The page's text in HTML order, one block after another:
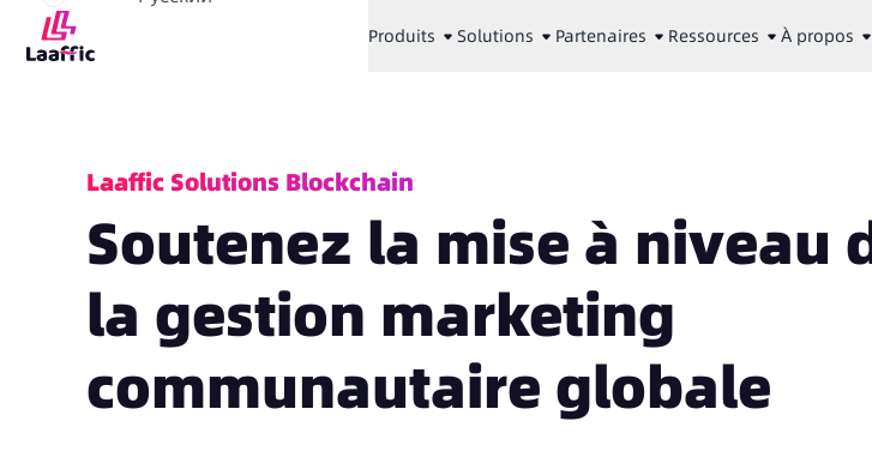
Produits Solutions Partenaires Ressources À propos
Laaffic Solutions Blockchain
Soutenez la mise à niveau
la gestion marketing
communautaire globale